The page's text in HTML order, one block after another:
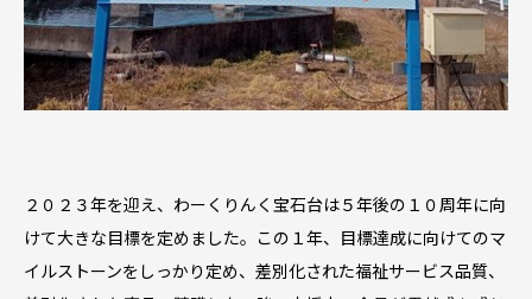
２０２３年を迎え、わーくりんく宝石台は５年後の１０周年に向
けて大きな目標を定めました。この１年、目標達成に向けてのマ
イルストーンをしっかり定め、差別化された福祉サービス品質、